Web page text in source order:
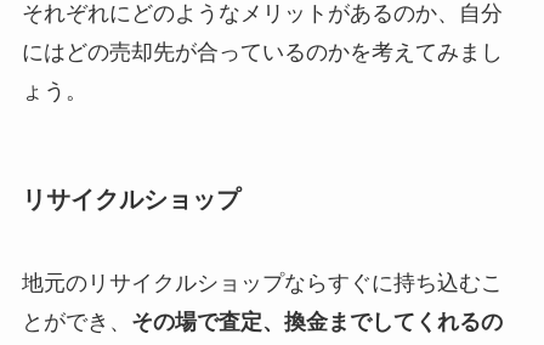
それぞれにどのようなメリットがあるのか、自分
にはどの売却先が合っているのかを考えてみまし
ょう。
リサイクルショップ
地元のリサイクルショップならすぐに持ち込むこ
とができ、 その場で査定、換金までしてくれるの